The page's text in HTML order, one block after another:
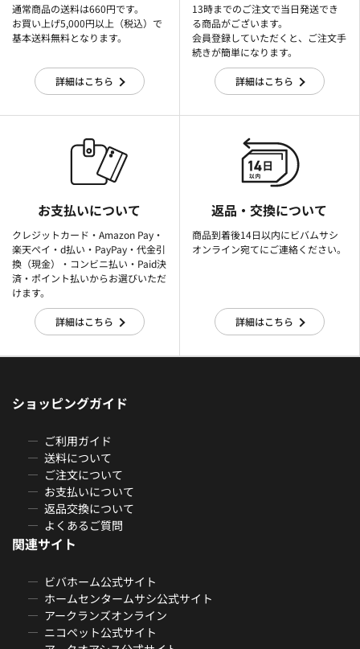
通常商品の送料は660円です。
お買い上げ5,000円以上（税込）で
基本送料無料となります。
詳細はこちら
13時までのご注文で当日発送でき
る商品がございます。
会員登録していただくと、ご注文手
続きが簡単になります。
詳細はこちら
お支払いについて
クレジットカード・Amazon Pay・
楽天ぺイ・d払い・PayPay・代金引
換（現金）・コンビニ払い・Paid決
済・ポイント払いからお選びいただ
けます。
詳細はこちら
返品・交換について
商品到着後14日以内にビバムサシ
オンライン宛てにご連絡ください。
詳細はこちら
ショッピングガイド
ご利用ガイド
送料について
ご注文について
お支払いについて
返品交換について
よくあるご質問
関連サイト
ビバホーム公式サイト
ホームセンタームサシ公式サイト
アークランズオンライン
ニコペット公式サイト